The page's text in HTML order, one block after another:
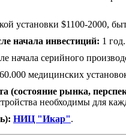
установки $1100-2000,
начала инвестиций: 1 год.
начала серийного
60.000 медицинских
(состояние рынка,
необходимы для
НИЦ "Икар".